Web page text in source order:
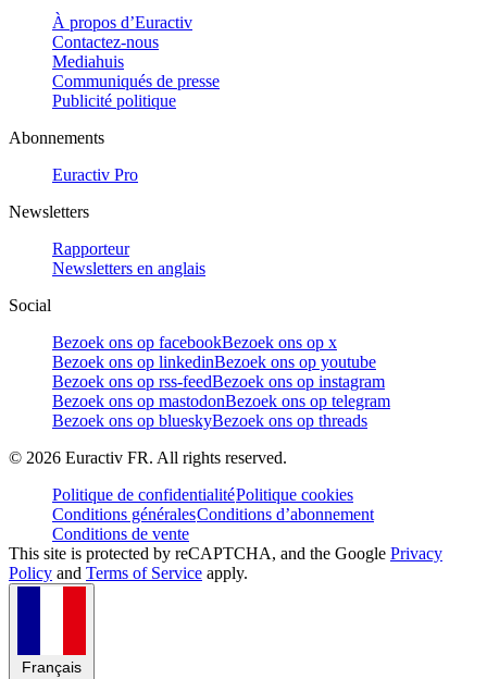
À propos d’Euractiv
Contactez-nous
Mediahuis
Communiqués de presse
Publicité politique
Abonnements
Euractiv Pro
Newsletters
Rapporteur
Newsletters en anglais
Social
Bezoek ons op facebookBezoek ons op x
Bezoek ons op linkedinBezoek ons op youtube
Bezoek ons op rss-feedBezoek ons op instagram
Bezoek ons op mastodonBezoek ons op telegram
Bezoek ons op blueskyBezoek ons op threads
© 2026 Euractiv FR. All rights reserved.
Politique de confidentialitéPolitique cookies
Conditions généralesConditions d’abonnement
Conditions de vente
This site is protected by reCAPTCHA, and the Google Privacy
Policy and Terms of Service apply.
Français